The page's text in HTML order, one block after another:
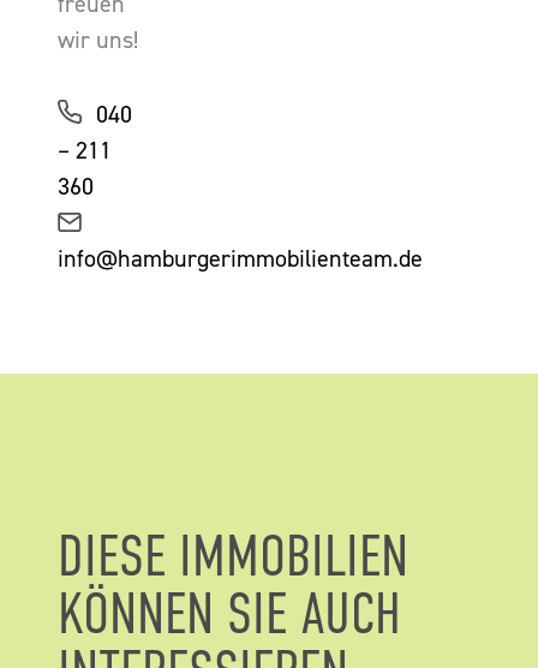
wir uns!
040
– 211
360
info@hamburgerimmobilienteam.de
DIESE IMMOBILIEN
KÖNNEN SIE AUCH